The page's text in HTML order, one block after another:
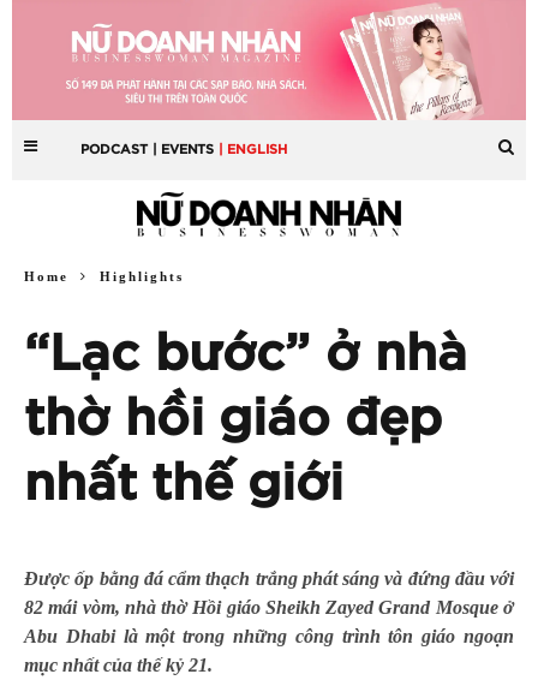
PODCAST | EVENTS | ENGLISH
Home Highlights
“Lạc bước” ở nhà
thờ hồi giáo đẹp
nhất thế giới
Được ốp bằng đá cẩm thạch trắng phát sáng và đứng đầu với
82 mái vòm, nhà thờ Hồi giáo Sheikh Zayed Grand Mosque ở
Abu Dhabi là một trong những công trình tôn giáo ngoạn
mục nhất của thế kỷ 21.